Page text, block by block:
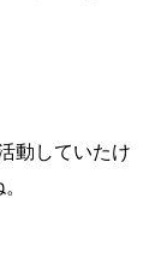
動していたけ